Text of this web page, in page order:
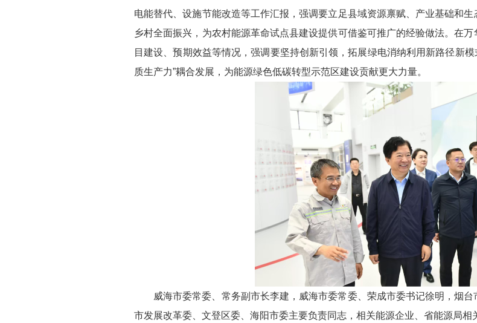
电能替代、设施节能改造等工作汇报，强调要立足县域资源禀赋、产业基础和
乡村全面振兴，为农村能源革命试点县建设提供可借鉴可推广的经验做法。在
目建设、预期效益等情况，强调要坚持创新引领，拓展绿电消纳利用新路径新
质生产力”耦合发展，为能源绿色低碳转型示范区建设贡献更大力量。
威海市委常委、常务副市长李建，威海市委常委、荣成市委书记徐明，烟
市发展改革委、文登区委、海阳市委主要负责同志，相关能源企业、省能源局相